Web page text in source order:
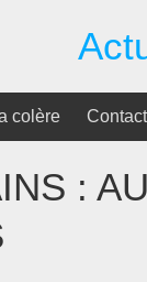
colère
: